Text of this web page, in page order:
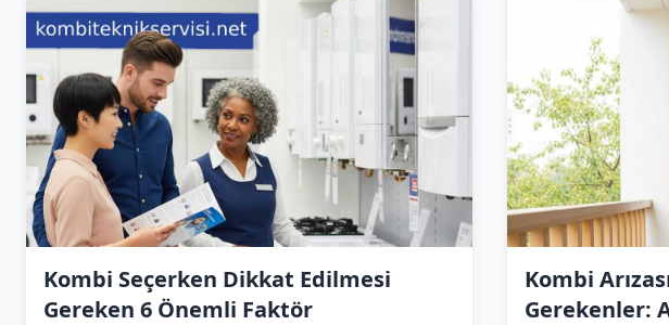
Kombi Seçerken Dikkat Edilmesi
Gereken 6 Önemli Faktör
Kombi
Gerekenler: